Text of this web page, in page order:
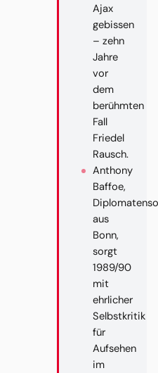
Ajax
gebissen
– zehn
Jahre
vor
dem
berühmten
Fall
Friedel
Rausch.
Anthony
Baffoe,
aus
Bonn,
sorgt
1989/90
mit
ehrlicher
Selbstkritik
für
Aufsehen
im